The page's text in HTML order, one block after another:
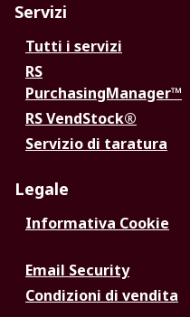
Servizi
Tutti i servizi
RS
PurchasingManager™
RS VendStock®
Servizio di taratura
Legale
Informativa Cookie
Email Security
Condizioni di vendita